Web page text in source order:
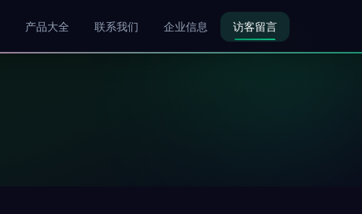
产品大全 联系我们 企业信息 访客留言